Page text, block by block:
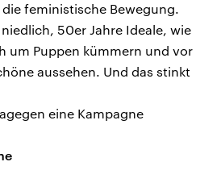
feministische Bewegung.
50er Jahre Ideale, wie
um Puppen kümmern und vor
aussehen. Und das stinkt
eine Kampagne